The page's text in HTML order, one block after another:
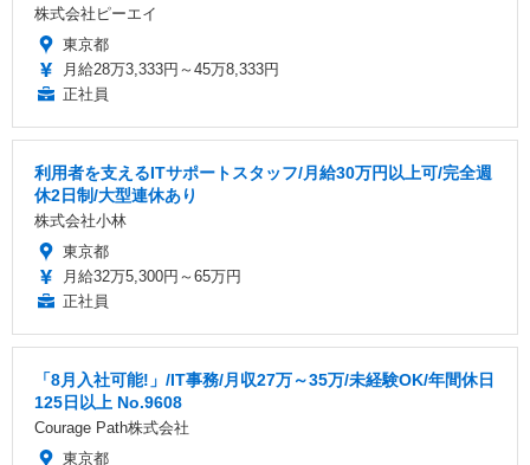
株式会社ピーエイ
東京都
月給28万3,333円～45万8,333円
正社員
利用者を支えるITサポートスタッフ/月給30万円以上可/完全週
休2日制/大型連休あり
株式会社小林
東京都
月給32万5,300円～65万円
正社員
「8月入社可能!」/IT事務/月収27万～35万/未経験OK/年間休日
125日以上 No.9608
Courage Path株式会社
東京都